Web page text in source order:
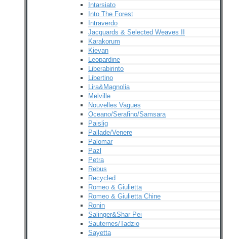
Intarsiato
Into The Forest
Intraverdo
Jacquards & Selected Weaves II
Karakorum
Kievan
Leopardine
Liberabirinto
Libertino
Lira&Magnolia
Melville
Nouvelles Vagues
Oceano/Serafino/Samsara
Paislig
Pallade/Venere
Palomar
Pazl
Petra
Rebus
Recycled
Romeo & Giulietta
Romeo & Giulietta Chine
Ronin
Salinger&Shar Pei
Sauternes/Tadzio
Sayetta